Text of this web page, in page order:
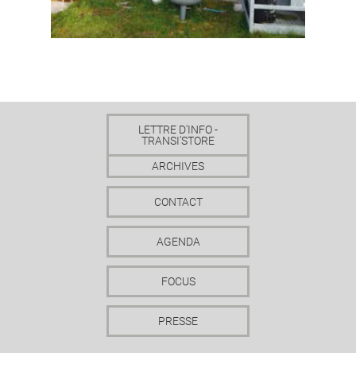
LETTRE D'INFO -
TRANSI'STORE
ARCHIVES
CONTACT
AGENDA
FOCUS
PRESSE